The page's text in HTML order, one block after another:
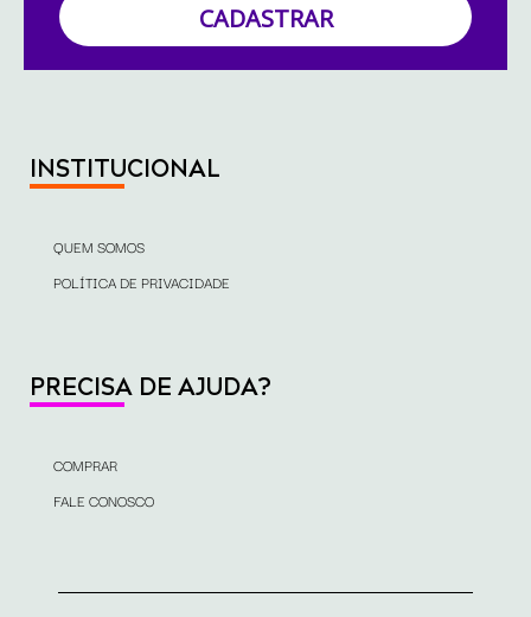
CADASTRAR
INSTITUCIONAL
QUEM SOMOS
POLÍTICA DE PRIVACIDADE
PRECISA DE AJUDA?
COMPRAR
FALE CONOSCO